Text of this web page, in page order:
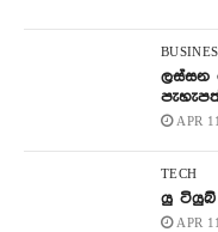
ලස්සන
APR
TECH
යු ටියුබ්
APR